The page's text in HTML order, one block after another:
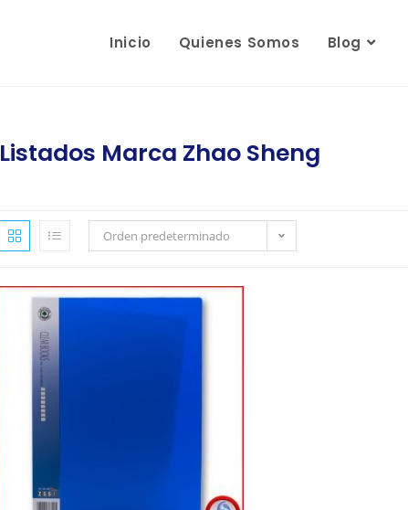
Inicio Quienes Somos Blog
Listados Marca Zhao Sheng
Orden predeterminado